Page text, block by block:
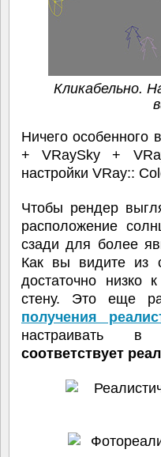
Кликабельно.
Ничего особенного
+ VRaySky +
настройки VRay::
Чтобы рендер
расположение
сзади для более
Как вы видите из
достаточно низко
стену. Это еще
получения
настраивать
соответствует